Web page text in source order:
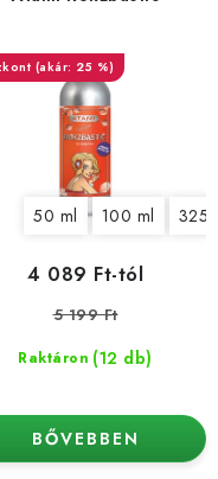
1250 ml 5,5 l 10 l
(akár: 25 %)
50 ml 100 ml 325
Raktáron (12 db)
4 089 Ft-tól
5 199 Ft
BŐVEBBEN